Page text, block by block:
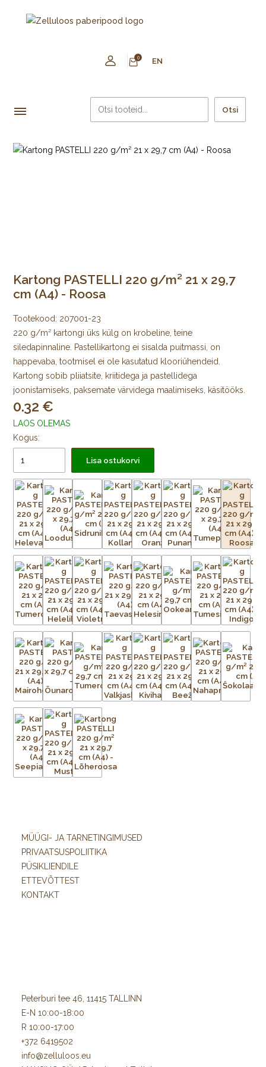
0 EN
Otsi
Kartong PASTELLI 220 g/m² 21 x 29,7
cm (A4) - Roosa
Tootekood: 207001-23
220 g/m² kartongi üks külg on krobeline, teine
siledapinnaline. Pastellikartong ei sisalda puitmassi, on
happevaba, tootmisel ei ole kasutatud klooriühendeid.
Kartong sobib pliiatsite, kriitidega ja pastellidega
joonistamiseks, paksemate värvidega maalimiseks, käsitööks.
0.32
LAOS OLEMAS
Kogus:
Lisa ostukorvi
MÜÜGI- JA TARNETINGIMUSED
PRIVAATSUSPOLIITIKA
PÜSIKLIENDILE
ETTEVÕTTEST
KONTAKT
Peterburi tee 46, 11415 TALLINN
E-N 10:00-18:00
R 10:00-17:00
+372 6419502
info@zelluloos.eu